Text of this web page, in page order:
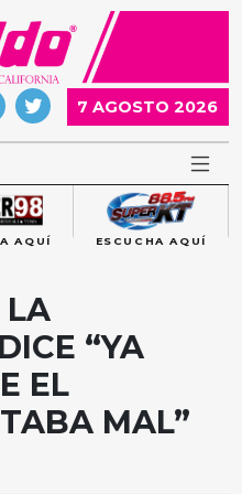
7 AGOSTO 2026
AQUÍ ESCUCHA AQUÍ
LA
“YA
EL
MAL”